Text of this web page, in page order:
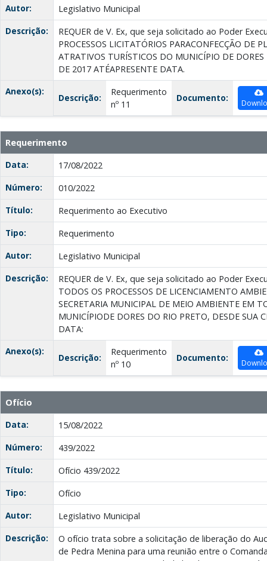
Autor:
Legislativo Municipal
Descrição:
REQUER de V. Ex, que seja solicitado ao Poder
PROCESSOS LICITATÓRIOS PARACONFECÇÃO DE
ATRATIVOS TURÍSTICOS DO MUNICÍPIO DE
DE 2017 ATÉAPRESENTE DATA.
Anexo(s):
Descrição:
Requerimento
nº 11
Documento:
Requerimento
Data:
17/08/2022
Número:
010/2022
Título:
Requerimento ao Executivo
Tipo:
Requerimento
Autor:
Legislativo Municipal
Descrição:
REQUER de V. Ex, que seja solicitado ao Poder
TODOS OS PROCESSOS DE LICENCIAMENTO
SECRETARIA MUNICIPAL DE MEIO AMBIENTE EM
MUNICÍPIОDE DORES DO RIO PRETO, DESDE SUA
DATA:
Anexo(s):
Descrição:
Requerimento
nº 10
Documento:
Ofício
Data:
15/08/2022
Número:
439/2022
Título:
Ofício 439/2022
Tipo:
Ofício
Autor:
Legislativo Municipal
Descrição:
O ofício trata sobre a solicitação de liberação do
de Pedra Menina para uma reunião entre o